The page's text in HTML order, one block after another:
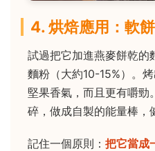
4. 烘焙應用：軟
試過把它加進燕麥餅乾的
麵粉（大約10-15%）。
堅果香氣，而且更有嚼勁
碎，做成自製的能量棒，
記住一個原則： 把它當成